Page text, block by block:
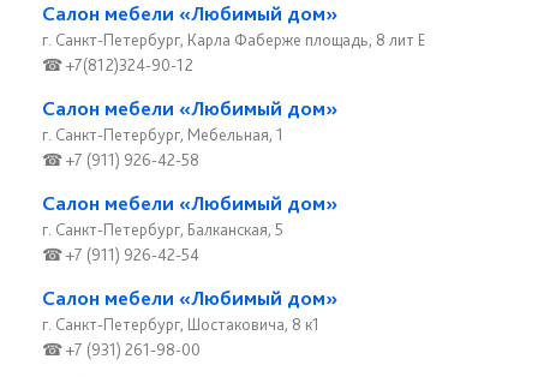
Салон мебели «Любимый дом»
г. Санкт-Петербург, Карла Фаберже площадь, 8 лит Е
☎ +7(812)324-90-12
Салон мебели «Любимый дом»
г. Санкт-Петербург, Мебельная, 1
☎ +7 (911) 926-42-58
Салон мебели «Любимый дом»
г. Санкт-Петербург, Балканская, 5
☎ +7 (911) 926-42-54
Салон мебели «Любимый дом»
г. Санкт-Петербург, Шостаковича, 8 к1
☎ +7 (931) 261-98-00